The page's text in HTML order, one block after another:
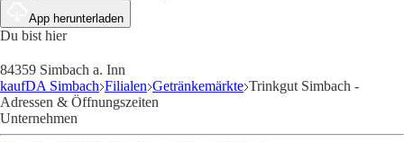
App herunterladen
Du bist hier
84359 Simbach a. Inn
kaufDA Simbach Filialen Getränkemärkte Trinkgut Simbach -
Adressen & Öffnungszeiten
Unternehmen